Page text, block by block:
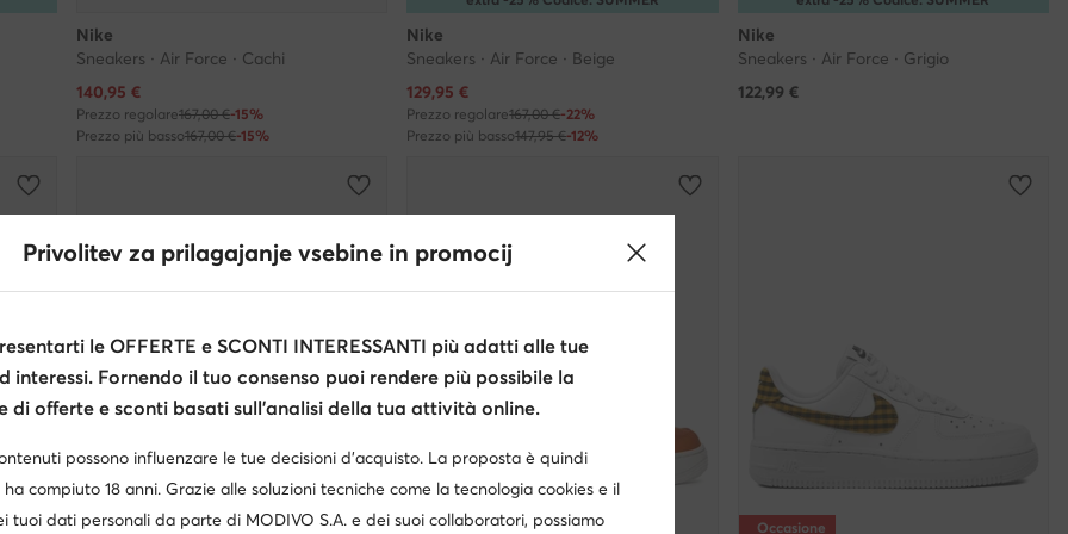
Nike
Sneakers · Air Force · Cachi
Prezzo attuale
140,95 €
Prezzo regolare167,00 €-15%
Prezzo più basso167,00 €-15%
Nike
Sneakers · Air Force · Beige
Prezzo attuale
129,95 €
Prezzo regolare167,00 €-22%
Prezzo più basso147,95 €-12%
Nike
Sneakers · Air Force · Grigio
122,99 €
-15% -15% Occasione
Privolitev za prilagajanje vsebine in promocij
le OFFERTE e SCONTI INTERESSANTI più adatti alle tue
interessi. Fornendo il tuo consenso puoi rendere più possibile la
di offerte e sconti basati sull’analisi della tua attività online.
possono influenzare le tue decisioni d’acquisto. La proposta è quindi
compiuto 18 anni. Grazie alle soluzioni tecniche come la tecnologia cookies e il
tuoi dati personali da parte di MODIVO S.A. e dei suoi collaboratori, possiamo